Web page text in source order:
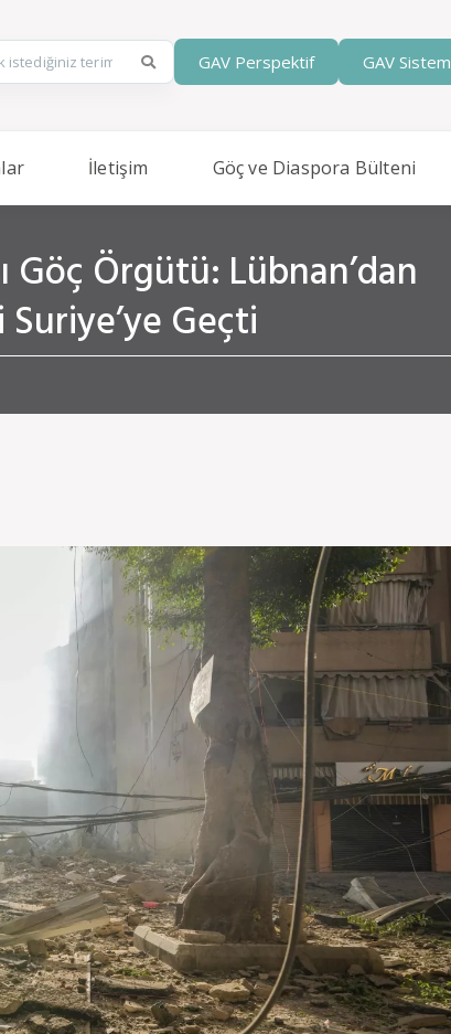
GAV Perspektif GAV Sistem
İletişim Göç ve Diaspora Bülteni
Örgütü: Lübnan’dan
Suriye’ye Geçti